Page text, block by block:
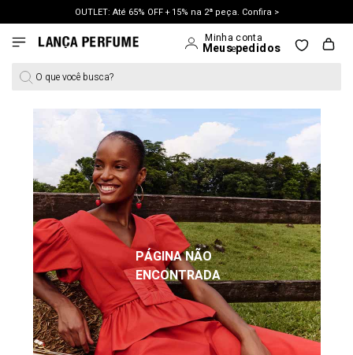
OUTLET: Até 65% OFF + 15% na 2ª peça. Confira >
LANÇAMENTO PRIMAVERA 27. Clique e aproveite.
O que você busca?
PÁGINA NÃO
ENCONTRADA